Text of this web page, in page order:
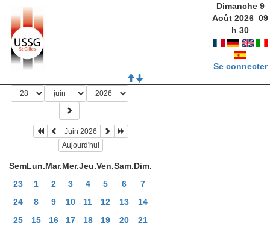
Dimanche 9
Août 2026 09
h30
Se connecter
Juin 2026
Aujourd'hui
SemLun.Mar.Mer.Jeu.Ven.Sam.Dim.
23
1 2 3 4 5 6
7
24
8 9 10 11 12 13
14
25
15 16 17 18 19 20
21